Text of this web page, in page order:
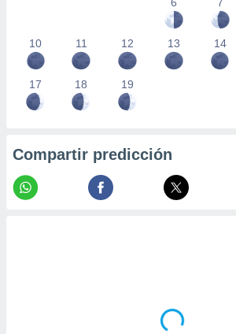
10 11 12 13 14
17 18 19
Compartir predicción